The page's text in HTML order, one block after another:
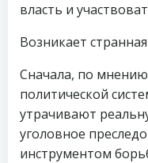
власть и
Возникает
Сначала, по
политической
утрачивают
уголовное
инструментом